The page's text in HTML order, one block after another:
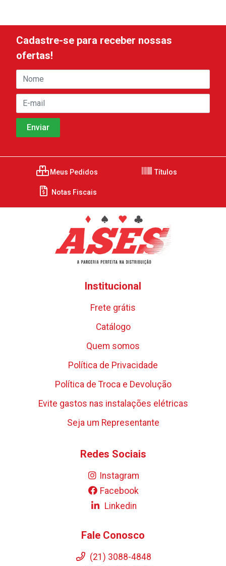
Cadastre-se para receber nossas
ofertas!
Meus Pedidos Títulos
Notas Fiscais
Institucional
Frete grátis
Catálogo
Quem somos
Política de Privacidade
Política de Troca e Devolução
Evite gastos nas instalações elétricas
Seja um Representante
Redes Sociais
Instagram
Facebook
Linkedin
Fale Conosco
(21) 3088-4848